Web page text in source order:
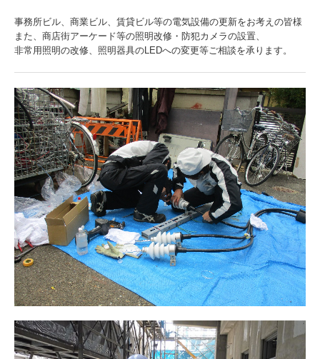
事務所ビル、商業ビル、賃貸ビル等の電気設備の更新をお考えの皆様
また、商店街アーケード等の照明改修・防犯カメラの設置、
非常用照明の改修、照明器具のLEDへの変更等ご相談を承ります。